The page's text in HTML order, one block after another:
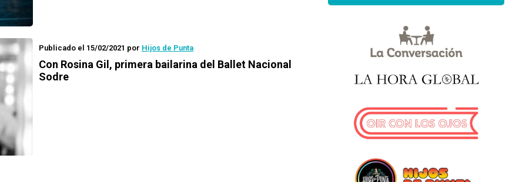
Publicado el 15/02/2021 por Hijos de Punta
Con Rosina Gil, primera bailarina del Ballet Nacional
Sodre